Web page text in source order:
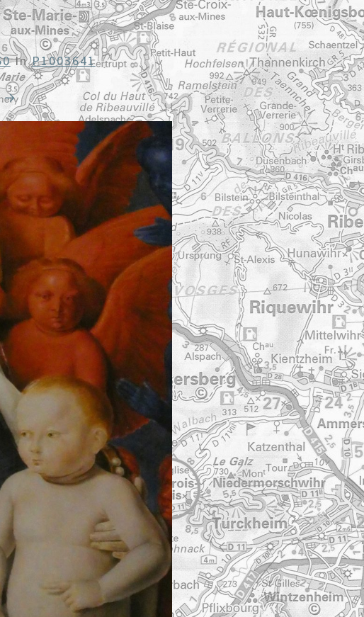
InP1003641
→